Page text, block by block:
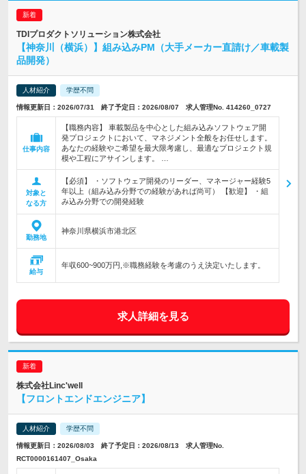
TDIプロダクトソリューション株式会社
【神奈川（横浜）】組み込みPM（大手メーカー直請け／車載製
品開発）
人材紹介 学歴不問
情報更新日：2026/07/31 終了予定日：2026/08/07 求人管理No. 414260_0727
仕事内容
【職務内容】 車載製品を中心とした組み込みソフトウェア開
発プロジェクトにおいて、マネジメント全般をお任せします。
あなたの経験やご希望を最大限考慮し、最適なプロジェクト規
模や工程にアサインします。 …
対象と
なる方
【必須】 ・ソフトウェア開発のリーダー、マネージャー経験5
年以上（組み込み分野での経験があれば尚可） 【歓迎】 ・組
み込み分野での開発経験
勤務地
神奈川県横浜市港北区
給与
年収600~900万円,※職務経験を考慮のうえ決定いたします。
求人詳細を見る
株式会社Linc'well
【フロントエンドエンジニア】
人材紹介 学歴不問
情報更新日：2026/08/03 終了予定日：2026/08/13 求人管理No.
RCT0000161407_Osaka